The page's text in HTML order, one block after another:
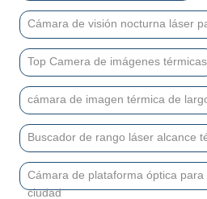
Cámara de visión nocturna láser
Top Camera de imágenes térmicas
cámara de imagen térmica de
Buscador de rango láser alcance
Cámara de plataforma óptica
ciudad